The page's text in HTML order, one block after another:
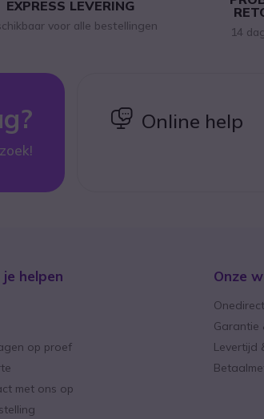
EXPRESS LEVERING
voor alle bestellingen 14
icon
Online help
helpen
op proef
met ons op
Onze
Garantie
Levertijd